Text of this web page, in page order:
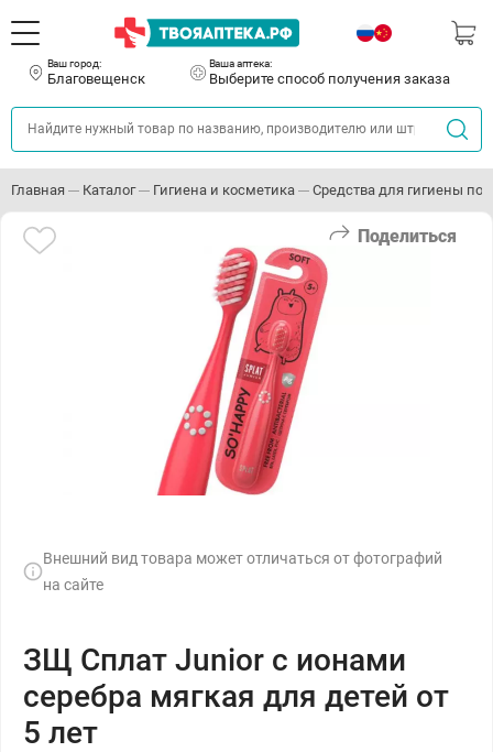
Ваш город:
Благовещенск
Ваша аптека:
Выберите способ получения заказа
Главная Каталог Гигиена и косметика Средства для гигиены
Поделиться
Внешний вид товара может отличаться от фотографий
на сайте
ЗЩ Сплат Junior с ионами
серебра мягкая для детей от
5 лет